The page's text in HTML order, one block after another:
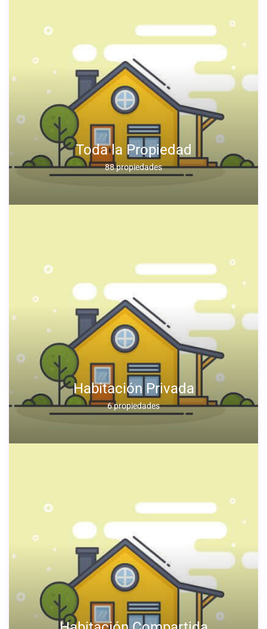
Toda la Propiedad
88 propiedades
Habitación Privada
6 propiedades